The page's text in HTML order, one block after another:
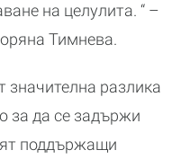
на целулита. “ –
Тимнева.
значителна разлика
за да се задържи
поддържащи